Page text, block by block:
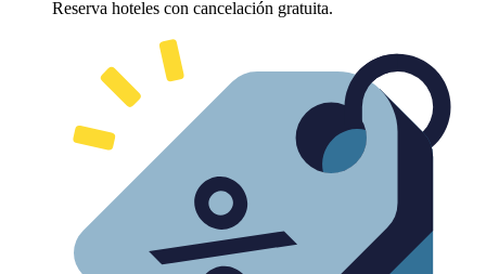
Reserva hoteles con cancelación gratuita.